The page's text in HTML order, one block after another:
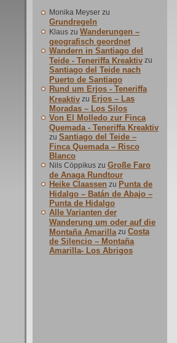
Monika Meyser zu
Grundregeln
Klaus zu Wanderungen –
geografisch geordnet
Wandern in Santiago del
Teide - Teneriffa Kreaktiv zu
Santiago del Teide nach
Puerto de Santiago
Rund um Erjos - Teneriffa
Kreaktiv zu Erjos – Las
Moradas – Los Silos
Von El Molledo zur Finca
Quemada - Teneriffa Kreaktiv
zu Santiago del Teide –
Finca Quemada – Risco
Blanco
Nils Cöppikus zu Große Faro
de Anaga Rundtour
Heike Claassen zu Punta de
Hidalgo – Batán de Abajo –
Punta de Hidalgo
Alle Varianten der
Wanderung um oder auf die
Montaña Amarilla zu Costa
de Silencio – Montaña
Amarilla- Los Abrigos